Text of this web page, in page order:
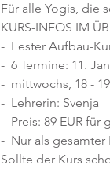
Für alle Yogis, die
KURS-INFOS IM
-  Fester Aufbau-
-  6 Termine: 11.
-  mittwochs, 18 -
-  Lehrerin: Svenja
-  Preis: 89 EUR für
-  Nur als
Sollte der Kurs